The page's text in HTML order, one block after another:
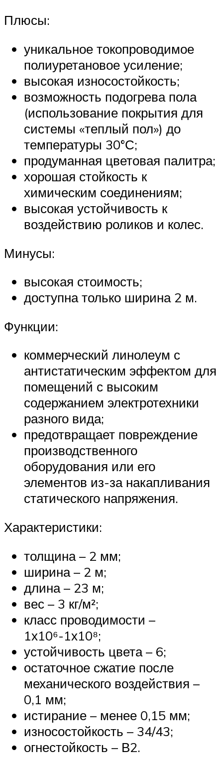
Плюсы:
уникальное токопроводимое
полиуретановое усиление;
высокая износостойкость;
возможность подогрева пола
(использование покрытия для
системы «теплый пол») до
температуры 30°С;
продуманная цветовая палитра;
хорошая стойкость к
химическим соединениям;
высокая устойчивость к
воздействию роликов и колес.
Минусы:
высокая стоимость;
доступна только ширина 2 м.
Функции:
коммерческий линолеум с
антистатическим эффектом для
помещений с высоким
содержанием электротехники
разного вида;
предотвращает повреждение
производственного
оборудования или его
элементов из-за накапливания
статического напряжения.
Характеристики:
толщина – 2 мм;
ширина – 2 м;
длина – 23 м;
вес – 3 кг/м²;
класс проводимости –
1х10⁶-1х10⁸;
устойчивость цвета – 6;
остаточное сжатие после
механического воздействия –
0,1 мм;
истирание – менее 0,15 мм;
износостойкость – 34/43;
огнестойкость – В2.